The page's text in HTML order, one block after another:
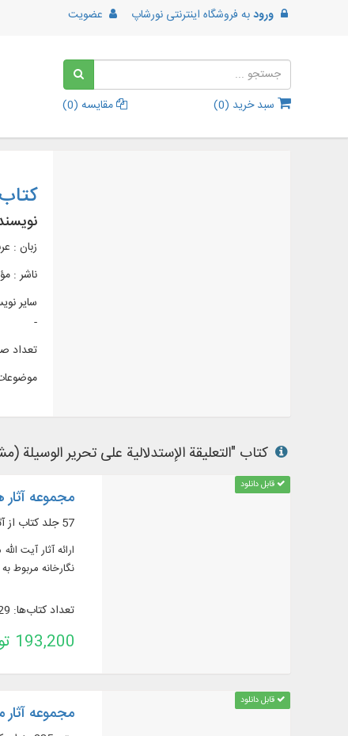
ورودبه فروشگاه اینترنتی نورشاپ عضویت
سبد خرید (0
) مقایسه (0
)
زبان :
ناشر :
سایر
-
تعداد
کتاب "التعلیقة الإستدلالیة علی تحریر الوسیلة
قابل دانلود
مجموعه
57 جلد کتاب از آثار آیت الله مشکینی رحمه الله علیه
نگارخانه مربوط
تعداد کتاب‌ها: 29
193,200 تومان
قابل دانلود
مجموعه